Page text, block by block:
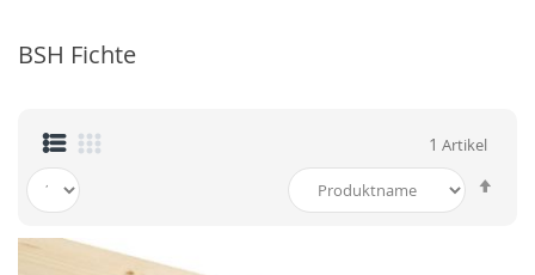
BSH Fichte
1 Artikel